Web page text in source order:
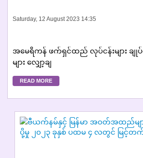
Saturday, 12 August 2023 14:35
အမေရိကန် ဖက်ရှင်ထည် လုပ်ငန်းများ ခ
များ လျှော့ချ
READ MORE